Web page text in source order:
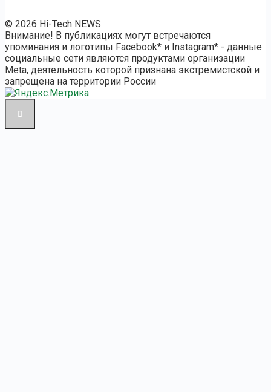
© 2026 Hi-Tech NEWS
Внимание! В публикациях могут встречаются
упоминания и логотипы Facebook* и Instagram* - данные
социальные сети являются продуктами организации
Meta, деятельность которой признана экстремистской и
запрещена на территории России